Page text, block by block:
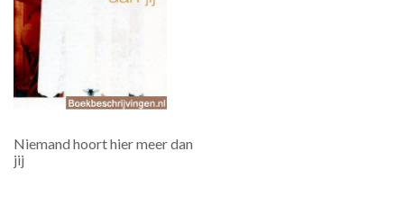
Niemand hoort hier meer dan
jij